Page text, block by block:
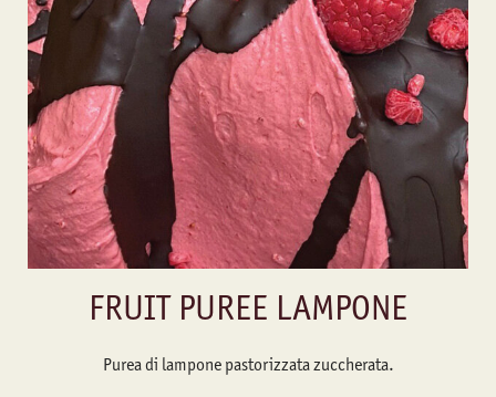
FRUIT PUREE LAMPONE
Purea di lampone pastorizzata zuccherata.